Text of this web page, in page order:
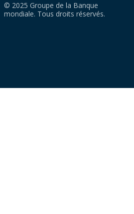
© 2025 Groupe de la Banque
mondiale. Tous droits réservés.